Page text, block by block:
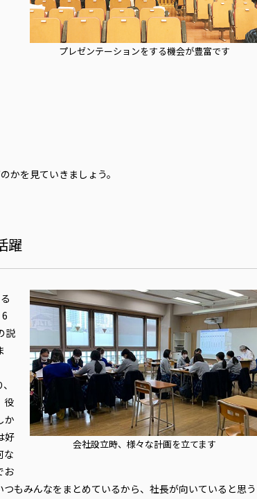
プレゼンテーションをする機会が豊富です
かを見ていきましょう。
躍
会社設立時、様々な計画を立てます
説
役
か
好
な
お
もみんなをまとめているから、社長が向いていると思う